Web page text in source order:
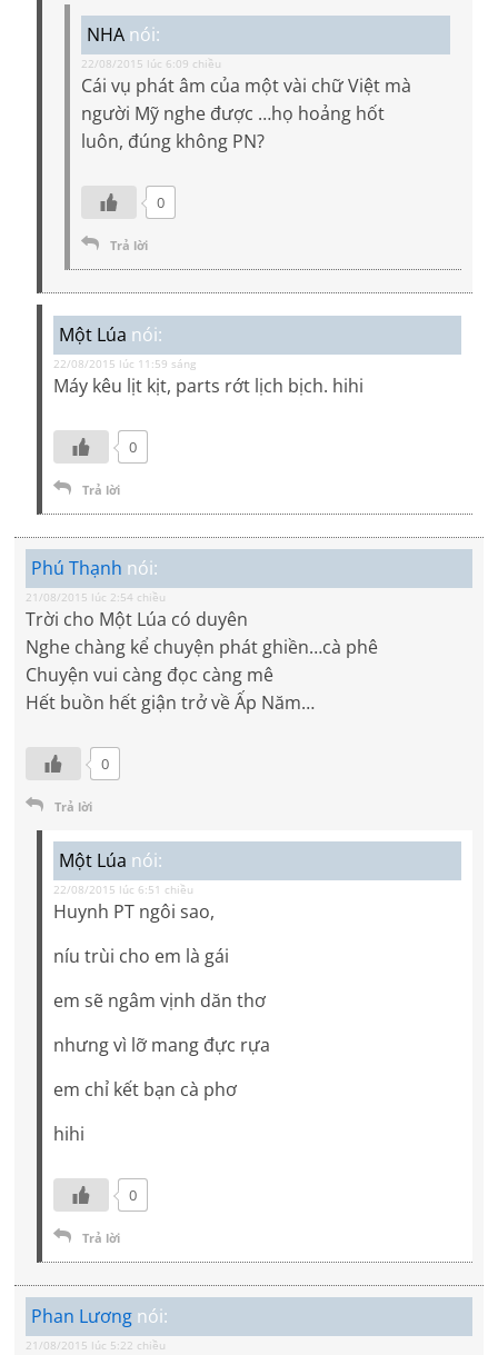
NHA nói:
22/08/2015 lúc 6:09 chiều
Cái vụ phát âm của một vài chữ Việt mà
người Mỹ nghe được …họ hoảng hốt
luôn, đúng không PN?
0
Trả lời
Một Lúa nói:
22/08/2015 lúc 11:59 sáng
Máy kêu lịt kịt, parts rớt lịch bịch. hihi
0
Trả lời
Phú Thạnh nói:
21/08/2015 lúc 2:54 chiều
Trời cho Một Lúa có duyên
Nghe chàng kể chuyện phát ghiền…cà phê
Chuyện vui càng đọc càng mê
Hết buồn hết giận trở về Ấp Năm…
0
Trả lời
Một Lúa nói:
22/08/2015 lúc 6:51 chiều
Huynh PT ngôi sao,
níu trùi cho em là gái
em sẽ ngâm vịnh dăn thơ
nhưng vì lỡ mang đực rựa
em chỉ kết bạn cà phơ
hihi
0
Trả lời
Phan Lương nói:
21/08/2015 lúc 5:22 chiều